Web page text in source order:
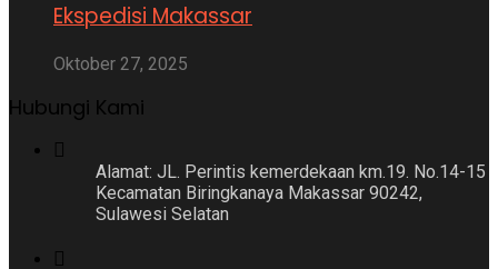
Ekspedisi Makassar
Oktober 27, 2025
Hubungi Kami
Alamat: JL. Perintis kemerdekaan km.19. No.14-15
Kecamatan Biringkanaya Makassar 90242,
Sulawesi Selatan